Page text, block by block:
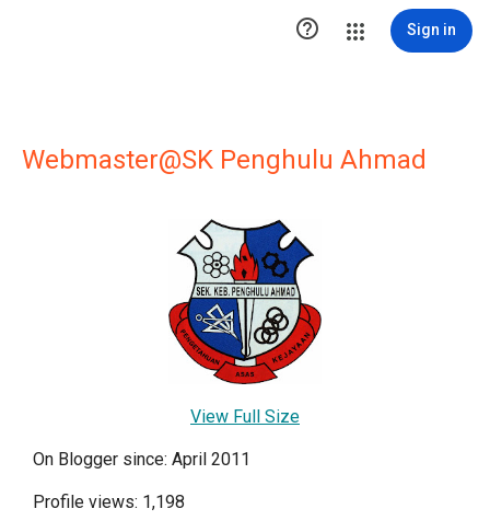
 Sign in
Webmaster@SK Penghulu Ahmad
View Full Size
On Blogger since: April 2011
Profile views: 1,198